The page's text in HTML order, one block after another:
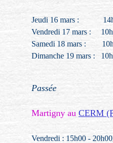
Jeudi 16 mars :
Vendredi 17 mars :
Samedi 18 mars :
Dimanche 19 mars :
Passée
Martigny au CERM
Vendredi : 15h00 -